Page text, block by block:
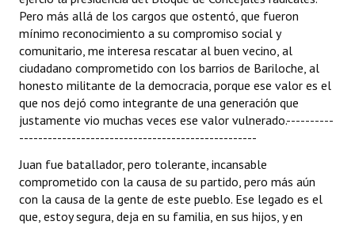
Pero más allá de los cargos que ostentó, que fueron
mínimo reconocimiento a su compromiso social y
comunitario, me interesa rescatar al buen vecino, al
ciudadano comprometido con los barrios de Bariloche, al
honesto militante de la democracia, porque ese valor es el
que nos dejó como integrante de una generación que
justamente vio muchas veces ese valor vulnerado.----------
--------------------------------------------------
Juan fue batallador, pero tolerante, incansable
comprometido con la causa de su partido, pero más aún
con la causa de la gente de este pueblo. Ese legado es el
que, estoy segura, deja en su familia, en sus hijos, y en